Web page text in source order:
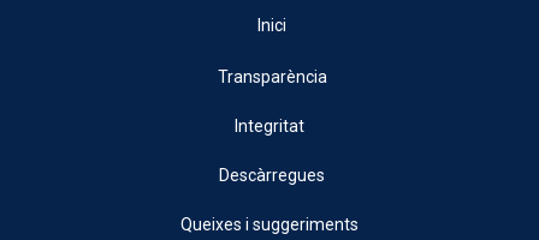
Inici
Transparència
Integritat
Descàrregues
Queixes i suggeriments